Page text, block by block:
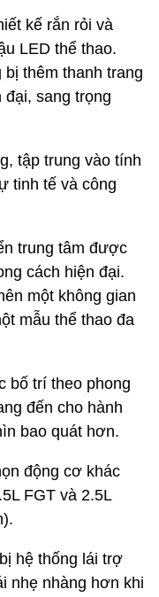
kế rắn rỏi và
LED thể thao.
thêm thanh trang
đại, sang trọng
tập trung vào tính
tinh tế và công
trung tâm được
cách hiện đại.
một không gian
mẫu thể thao đa
bố trí theo phong
đến cho hành
bao quát hơn.
động cơ khác
FGT và 2.5L
hệ thống lái trợ
nhẹ nhàng hơn khi